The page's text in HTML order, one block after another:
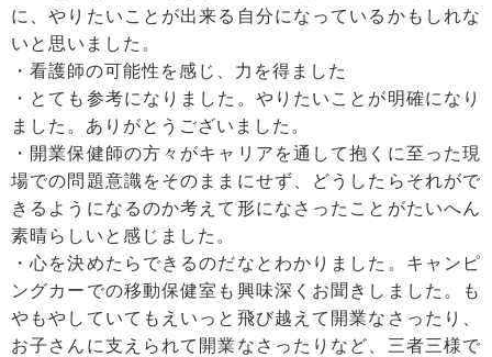
に、やりたいことが出来る自分になっているかもしれな
いと思いました。
・看護師の可能性を感じ、力を得ました
・とても参考になりました。やりたいことが明確になり
ました。ありがとうございました。
・開業保健師の方々がキャリアを通して抱くに至った現
場での問題意識をそのままにせず、どうしたらそれがで
きるようになるのか考えて形になさったことがたいへん
素晴らしいと感じました。
・心を決めたらできるのだなとわかりました。キャンピ
ングカーでの移動保健室も興味深くお聞きしました。も
やもやしていてもえいっと飛び越えて開業なさったり、
お子さんに支えられて開業なさったりなど、三者三様で